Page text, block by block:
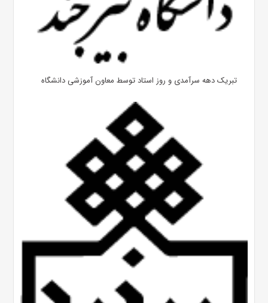
تبریک دهه سرآمدی و روز استاد توسط معاون آموزشی دانشگاه